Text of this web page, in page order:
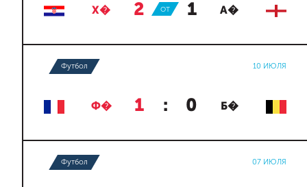
Х� 2 : 1 А�
ОТ
Футбол 10 ИЮЛЯ
Ф� 1 : 0 Б�
Футбол 07 ИЮЛЯ